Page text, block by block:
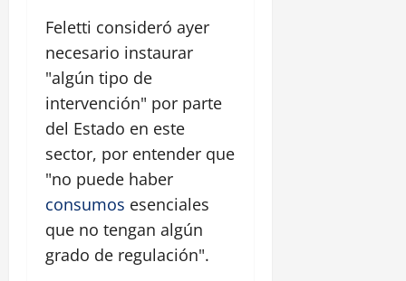
Feletti consideró ayer
necesario instaurar
"algún tipo de
intervención" por parte
del Estado en este
sector, por entender que
"no puede haber
consumos esenciales
que no tengan algún
grado de regulación".